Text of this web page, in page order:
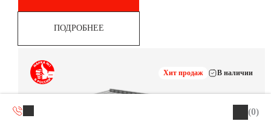
(0)
ПОДРОБНЕЕ
Хит продаж В наличии